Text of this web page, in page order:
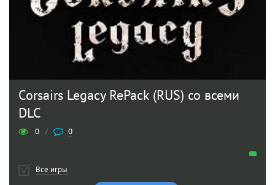
Corsairs Legacy RePack (RUS) со всеми
DLC
0 / 0
Все игры